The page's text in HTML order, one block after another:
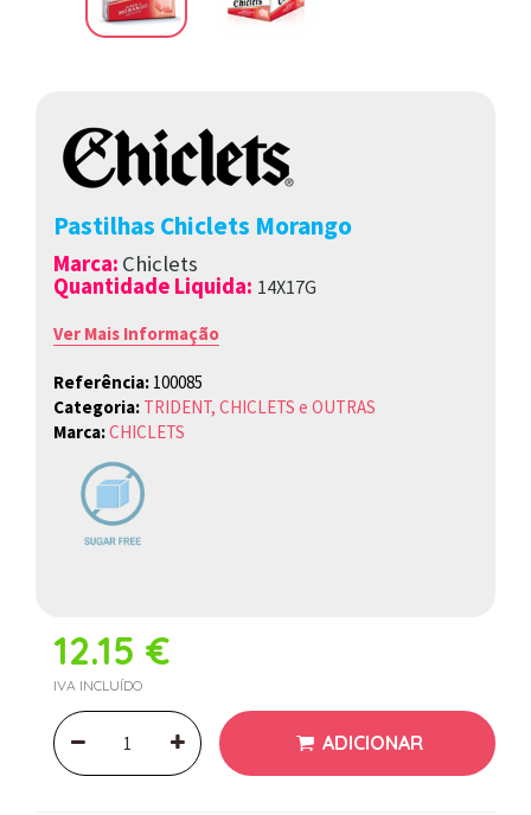
Pastilhas Chiclets Morango
Marca: Chiclets
Quantidade Liquida: 14X17G
Ver Mais Informação
Referência: 100085
Categoria: TRIDENT, CHICLETS e OUTRAS
Marca:CHICLETS
12.15 €
IVA INCLUÍDO
ADICIONAR